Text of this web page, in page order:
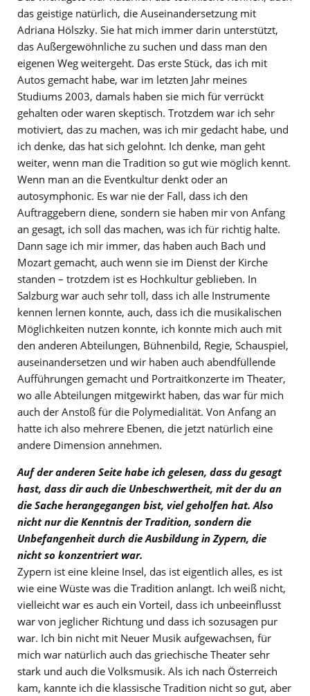
das geistige natürlich, die Auseinandersetzung mit
Adriana Hölszky. Sie hat mich immer darin unterstützt,
das Außergewöhnliche zu suchen und dass man den
eigenen Weg weitergeht. Das erste Stück, das ich mit
Autos gemacht habe, war im letzten Jahr meines
Studiums 2003, damals haben sie mich für verrückt
gehalten oder waren skeptisch. Trotzdem war ich sehr
motiviert, das zu machen, was ich mir gedacht habe, und
ich denke, das hat sich gelohnt. Ich denke, man geht
weiter, wenn man die Tradition so gut wie möglich kennt.
Wenn man an die Eventkultur denkt oder an
autosymphonic. Es war nie der Fall, dass ich den
Auftraggebern diene, sondern sie haben mir von Anfang
an gesagt, ich soll das machen, was ich für richtig halte.
Dann sage ich mir immer, das haben auch Bach und
Mozart gemacht, auch wenn sie im Dienst der Kirche
standen – trotzdem ist es Hochkultur geblieben. In
Salzburg war auch sehr toll, dass ich alle Instrumente
kennen lernen konnte, auch, dass ich die musikalischen
Möglichkeiten nutzen konnte, ich konnte mich auch mit
den anderen Abteilungen, Bühnenbild, Regie, Schauspiel,
auseinandersetzen und wir haben auch abendfüllende
Aufführungen gemacht und Portraitkonzerte im Theater,
wo alle Abteilungen mitgewirkt haben, das war für mich
auch der Anstoß für die Polymedialität. Von Anfang an
hatte ich also mehrere Ebenen, die jetzt natürlich eine
andere Dimension annehmen.
Auf der anderen Seite habe ich gelesen, dass du gesagt
hast, dass dir auch die Unbeschwertheit, mit der du an
die Sache herangegangen bist, viel geholfen hat. Also
nicht nur die Kenntnis der Tradition, sondern die
Unbefangenheit durch die Ausbildung in Zypern, die
nicht so konzentriert war.
Zypern ist eine kleine Insel, das ist eigentlich alles, es ist
wie eine Wüste was die Tradition anlangt. Ich weiß nicht,
vielleicht war es auch ein Vorteil, dass ich unbeeinflusst
war von jeglicher Richtung und dass ich sozusagen pur
war. Ich bin nicht mit Neuer Musik aufgewachsen, für
mich war natürlich auch das griechische Theater sehr
stark und auch die Volksmusik. Als ich nach Österreich
kam, kannte ich die klassische Tradition nicht so gut, aber